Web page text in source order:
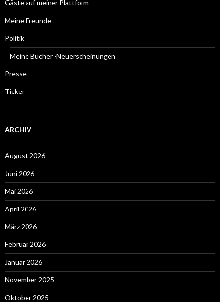
Gäste auf meiner Plattform
Meine Freunde
Politik
Meine Bücher -Neuerscheinungen
Presse
Ticker
ARCHIV
August 2026
Juni 2026
Mai 2026
April 2026
März 2026
Februar 2026
Januar 2026
November 2025
Oktober 2025